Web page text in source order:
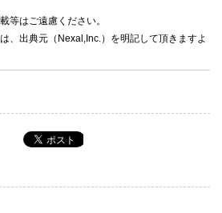
等はご遠慮ください。
、出典元（Nexal,Inc.）を明記して頂きますよ